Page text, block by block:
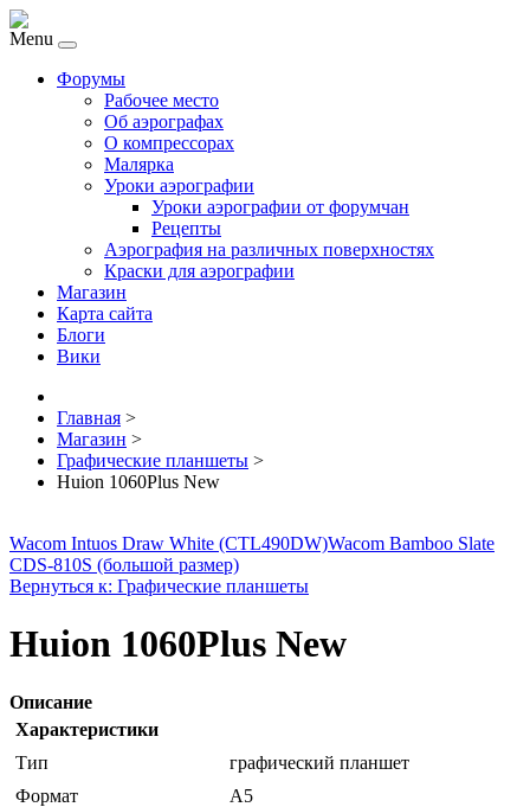
Menu
Форумы
Рабочее место
Об аэрографах
О компрессорах
Малярка
Уроки аэрографии
Уроки аэрографии от форумчан
Рецепты
Аэрография на различных поверхностях
Краски для аэрографии
Магазин
Карта сайта
Блоги
Вики
Главная >
Магазин >
Графические планшеты >
Huion 1060Plus New
Wacom Intuos Draw White (CTL490DW)Wacom Bamboo Slate
CDS-810S (большой размер)
Вернуться к: Графические планшеты
Huion 1060Plus New
Описание
Характеристики
Тип
графический планшет
Формат
A5